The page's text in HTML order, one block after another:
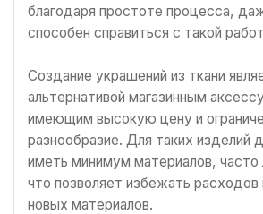
благодаря простоте процесса,
способен справиться с такой
Создание украшений из ткани
альтернативой магазинным
имеющим высокую цену и
разнообразие. Для таких изделий
иметь минимум материалов,
что позволяет избежать расходов
новых материалов.